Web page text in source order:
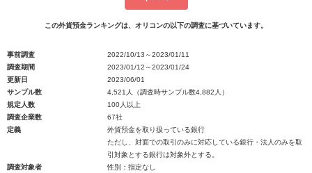
この外貨預金ランキングは、オリコンの以下の調査に基づいています。
事前調査
2022/10/13～2023/01/11
調査期間
2023/01/12～2023/01/24
更新日
2023/06/01
サンプル数
4,521人（調査時サンプル数4,882人）
規定人数
100人以上
調査企業数
67社
定義
外貨預金を取り扱っている銀行
ただし、対面での取引のみに対応している銀行・法人のみを取
引対象とする銀行は対象外とする。
調査対象者
性別：指定なし